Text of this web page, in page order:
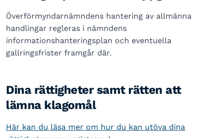
Överförmyndarnämndens hantering av allmänna
handlingar regleras i nämndens
informationshanteringsplan och eventuella
gallringsfrister framgår där.
Dina rättigheter samt rätten att
lämna klagomål
Här kan du läsa mer om hur du kan utöva dina